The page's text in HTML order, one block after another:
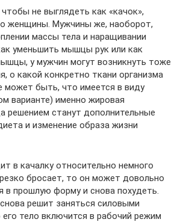
не выглядеть как «качок»,
женщины. Мужчины же, наоборот,
массы тела и наращивании
уменьшить мышцы рук или как
у мужчин могут возникнуть тоже
о какой конкретно ткани организма
может быть, что имеется в виду
варианте) именно жировая
решением станут дополнительные
и изменение образа жизни
в качалку относительно немного
бросает, то он может довольно
в прошлую форму и снова похудеть.
решит заняться силовыми
тело включится в рабочий режим